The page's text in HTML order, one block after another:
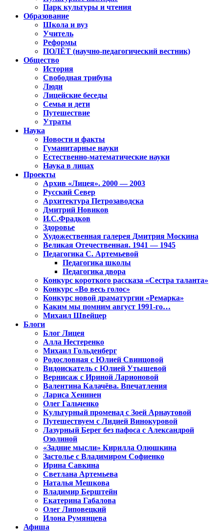
Парк культуры и чтения
Образование
Школа и вуз
Учитель
Реформы
ПОЛЁТ (научно-педагогический вестник)
Общество
История
Свободная трибуна
Люди
Лицейские беседы
Семья и дети
Путешествие
Утраты
Наука
Новости и факты
Гуманитарные науки
Естественно-математические науки
Наука в лицах
Проекты
Архив «Лицея». 2000 — 2003
Русский Север
Архитектура Петрозаводска
Дмитрий Новиков
И.С.Фрадков
Здоровье
Художественная галерея Дмитрия Москина
Великая Отечественная. 1941 — 1945
Педагогика С. Артемьевой
Педагогика школы
Педагогика двора
Конкурс короткого рассказа «Сестра таланта»
Конкурс «Во весь голос»
Конкурс новой драматургии «Ремарка»
Каким мы помним август 1991-го…
Михаил Швейцер
Блоги
Блог Лицея
Алла Нестеренко
Михаил Гольденберг
Родословная с Юлией Свинцовой
Видоискатель с Юлией Утышевой
Вернисаж с Ириной Ларионовой
Валентина Калачёва. Впечатления
Лариса Хенинен
Олег Гальченко
Культурный променад с Зоей Арнаутовой
Путешествуем с Лидией Винокуровой
Лазурный Берег без пафоса с Александрой
Озолиной
«Задние мысли» Кирилла Олюшкина
Застолье с Владимиром Софиенко
Ирина Савкина
Светлана Артемьева
Наталья Мешкова
Владимир Берштейн
Екатерина Габалова
Олег Липовецкий
Илона Румянцева
Афиша